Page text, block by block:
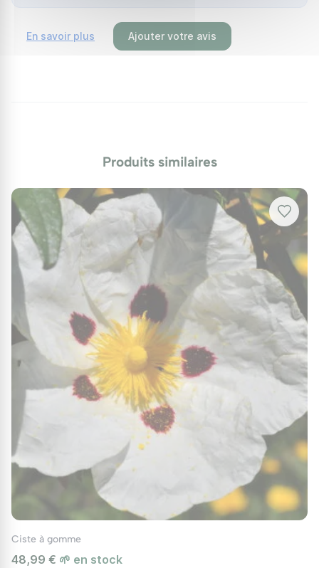
La Taille (Cruciale)
Comme la Lavande ou le Genêt, le Ciste
jamais trop court dans les parties marron sans
feuilles.
Arrosage
Arrosez la première année pour l'aider à s'installer.
Ensuite, arrêtez tout. Il est autonome.
Associations : Le jardin sans arrosage
Le Ciste de Crète permet de jouer sur les textures
et les couleurs de fleurs.
Le contraste Rose & Blanc :
Associez ses fleurs
roses aux grandes fleurs blanches maculées de
pourpre du
Ciste porte-laudanum
(plus grand).
Le tapis couvre-sol :
Pour un premier plan plus
bas, utilisez leCiste 'Obtusifolius'
qui forme un
coussin compact de fleurs blanches.
Ambiance aromatique :Il est chez lui au milieu
des Romarins, des Thyms et des Euphorbes.
En savoir plus Ajouter votre avis
Produits similaires
Ciste à gomme
48,99 € 🌱 en stock